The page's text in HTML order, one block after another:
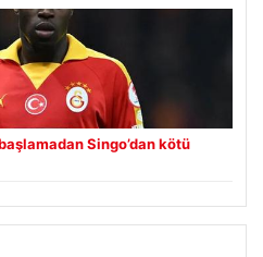
Singo’dan kötü